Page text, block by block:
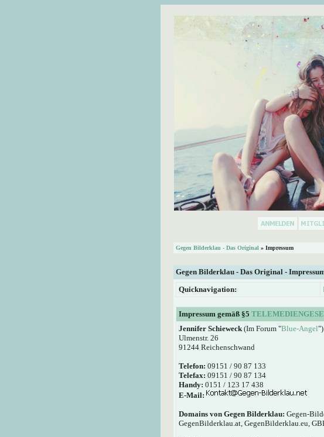
Gegen Bilderklau - Das Original » Impressum
Gegen Bilderklau - Das Original -
Quicknavigation:
Impressum gemäß §5
Jennifer Schieweck (Im Forum "Blue-Angel")
Ulmenstr. 26
91244 Reichenschwand
Telefon: 09151 / 90 87 133
Telefax: 09151 / 90 87 134
Handy: 0151 / 123 17 438
E-Mail:
Domains von Gegen Bilderklau: Gegen-
GegenBilderklau.at, GegenBilderklau.eu,